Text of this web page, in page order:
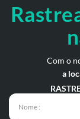
Com o
a